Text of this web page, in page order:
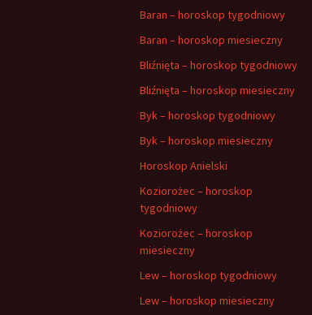
Baran – horoskop tygodniowy
Baran – horoskop miesieczny
Bliźnięta – horoskop tygodniowy
Bliźnięta – horoskop miesieczny
Byk – horoskop tygodniowy
Byk – horoskop miesieczny
Horoskop Anielski
Koziorożec – horoskop
tygodniowy
Koziorożec – horoskop
miesieczny
Lew – horoskop tygodniowy
Lew – horoskop miesieczny